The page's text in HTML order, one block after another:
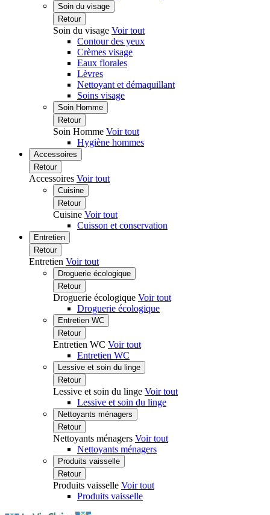
Soin du visage
Retour
Soin du visage Voir tout
Contour des yeux
Crèmes visage
Eaux florales
Lèvres
Nettoyant et démaquillant
Soins visage
Soin Homme
Retour
Soin Homme Voir tout
Hygiène hommes
Accessoires
Retour
Accessoires Voir tout
Cuisine
Retour
Cuisine Voir tout
Cuisson et conservation
Entretien
Retour
Entretien Voir tout
Droguerie écologique
Retour
Droguerie écologique Voir tout
Droguerie écologique
Entretien WC
Retour
Entretien WC Voir tout
Entretien WC
Lessive et soin du linge
Retour
Lessive et soin du linge Voir tout
Lessive et soin du linge
Nettoyants ménagers
Retour
Nettoyants ménagers Voir tout
Nettoyants ménagers
Produits vaisselle
Retour
Produits vaisselle Voir tout
Produits vaisselle